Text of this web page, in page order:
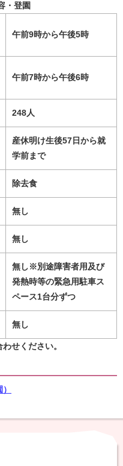
・登園
午前9時から午後5時
午前7時から午後6時
248人
産休明け生後57日から就
学前まで
除去食
無し
無し
無し※別途障害者用及び
発熱時等の緊急用駐車ス
ペース1台分ずつ
無し
せください。